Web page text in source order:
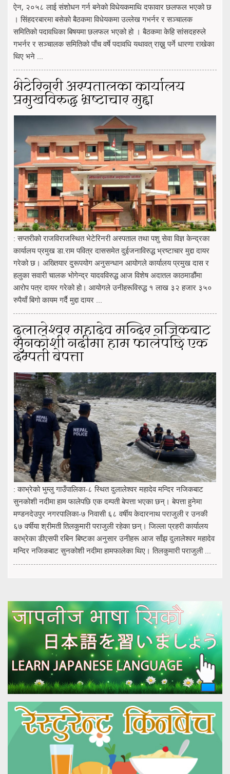
ऐन, २०५८ लाई संशोधन गर्न बनेको विधेयकमाथि दफावार छलफल भएको छ
। सिंहदरबारमा बसेको बैठकमा विधेयकमा उल्लेख गभर्नर र सञ्चालक
समितिको पदावधिका बिषयमा छलफल भएको हो । बैठकमा केहि सांसदहरुले
गभर्नर र सञ्चालक समितिको पाँच वर्षे पदावधि यथावत् राख्नु पर्ने धारणा राखेका
थिए भने ...
भेटेरिनरी अस्पतालका कार्यालय
प्रमुखविरुद्ध भ्रष्टाचार मुद्दा
: सप्तरीको राजविराजस्थित भेटेरिनरी अस्पताल तथा पशु सेवा विज्ञ केन्द्रका
कार्यालय प्रमुख डा.राम पवित्र दाससमेत दुईजनाविरुद्ध भ्रष्टाचार मुद्दा दायर
गरेको छ। अख्तियार दुरूपयोग अनुसन्धान आयोगले कार्यालय प्रमुख दास र
हलुका सवारी चालक भोगेन्द्र यादवविरुद्ध आज विशेष अदातल काठमाडौंमा
आरोप पत्र दायर गरेको हो। आयोगले उनीहरूविरुद्ध १ लाख ३२ हजार ३५०
रुपैयाँ बिगो कायम गर्दै मुद्दा दायर ...
दुलालेश्वर महादेव मन्दिर नजिकबाट
सुनकोशी नदीमा हाम फालेपछि एक
दम्पती बेपत्ता
: काभ्रेको भुम्लु गाउँपालिका-८ स्थित दुलालेश्वर महादेव मन्दिर नजिकबाट
सुनकोशी नदीमा हाम फालेपछि एक दम्पती बेपत्ता भएका छन्। बेपत्ता हुनेमा
मण्डनदेउपुर नगरपालिका-७ निवासी ६८ वर्षीय केदारनाथ पराजुली र उनकी
६७ वर्षीया श्रीमती तिलकुमारी पराजुली रहेका छन्। जिल्ला प्रहरी कार्यालय
काभ्रेका डीएसपी रबिन बिष्टका अनुसार उनीहरू आज साँझ दुलालेश्वर महादेव
मन्दिर नजिकबाट सुनकोशी नदीमा हामफालेका थिए। तिलकुमारी पराजुली ...